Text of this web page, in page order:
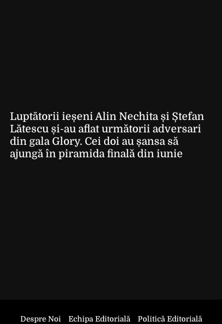
Luptătorii ieșeni Alin Nechita și Ștefan
Lătescu și-au aflat următorii adversari
din gala Glory. Cei doi au șansa să
ajungă în piramida finală din iunie
Despre Noi Echipa Editorială
Politică Editorială